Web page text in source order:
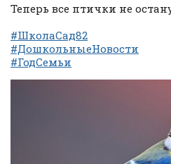
Теперь все птички не
#ШколаСад82
#ДошкольныеНовости
#ГодСемьи